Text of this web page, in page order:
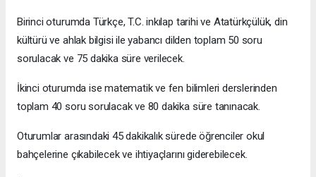
Birinci oturumda Türkçe, T.C. inkılap tarihi ve Atatürkçülük, din
kültürü ve ahlak bilgisi ile yabancı dilden toplam 50 soru
sorulacak ve 75 dakika süre verilecek.
İkinci oturumda ise matematik ve fen bilimleri derslerinden
toplam 40 soru sorulacak ve 80 dakika süre tanınacak.
Oturumlar arasındaki 45 dakikalık sürede öğrenciler okul
bahçelerine çıkabilecek ve ihtiyaçlarını giderebilecek.